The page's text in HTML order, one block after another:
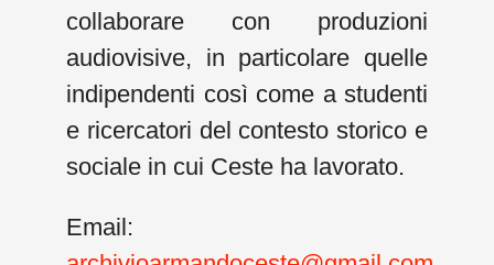
collaborare con produzioni
audiovisive, in particolare quelle
indipendenti così come a studenti
e ricercatori del contesto storico e
sociale in cui Ceste ha lavorato.
Email: